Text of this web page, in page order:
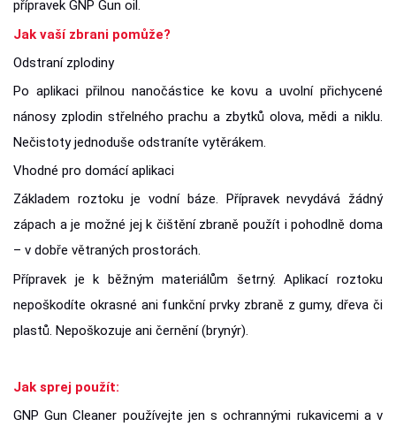
přípravek GNP Gun oil.
Jak vaší zbrani pomůže?
Odstraní zplodiny
Po aplikaci přilnou nanočástice ke kovu a uvolní přichycené
nánosy zplodin střelného prachu a zbytků olova, mědi a niklu.
Nečistoty jednoduše odstraníte vytěrákem.
Vhodné pro domácí aplikaci
Základem roztoku je vodní báze. Přípravek nevydává žádný
zápach a je možné jej k čištění zbraně použít i pohodlně doma
– v dobře větraných prostorách.
Přípravek je k běžným materiálům šetrný. Aplikací roztoku
nepoškodíte okrasné ani funkční prvky zbraně z gumy, dřeva či
plastů. Nepoškozuje ani černění (brynýr).
Jak sprej použít:
GNP Gun Cleaner používejte jen s ochrannými rukavicemi a v